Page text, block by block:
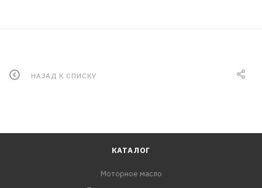
НАЗАД К СПИСКУ
КАТАЛОГ
Моторное масло